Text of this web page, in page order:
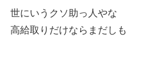
世にいうクソ助っ人やな
高給取りだけならまだしも